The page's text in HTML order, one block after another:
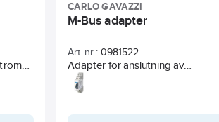
CARLO GAVAZZI
M-Bus adapter
Art. nr.: 0981522
Adapter för anslutning av
energimätare till M-Bus.
Manöverspänning 18-260 VAC/DC